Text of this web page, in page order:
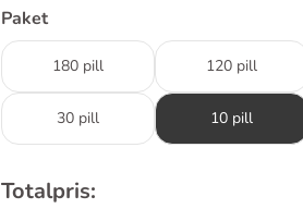
Paket
180 pill 120 pill
30 pill 10 pill
Totalpris: